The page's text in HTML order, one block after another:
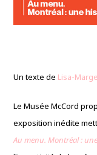
Un texte de Lisa-
Le Musée McCord
exposition inédite
Au menu. Montréal :